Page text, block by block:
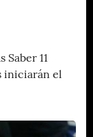
Saber 11
iniciarán el